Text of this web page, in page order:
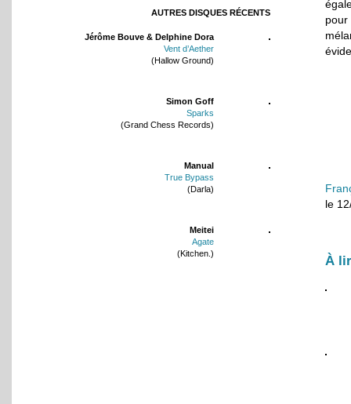
AUTRES DISQUES RÉCENTS
Jérôme Bouve & Delphine Dora
Vent d’Aether
(Hallow Ground)
Simon Goff
Sparks
(Grand Chess Records)
Manual
True Bypass
(Darla)
Meitei
Agate
(Kitchen.)
le
À